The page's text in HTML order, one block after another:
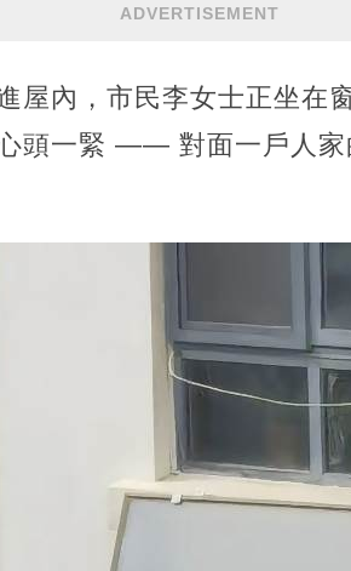
ADVERTISEMENT
屋內，市民李女士正坐在
頭一緊 —— 對面一戶人家